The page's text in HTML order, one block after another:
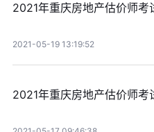
2021年重庆房地产估价师考
2021-05-19 13:19:52
2021年重庆房地产估价师考